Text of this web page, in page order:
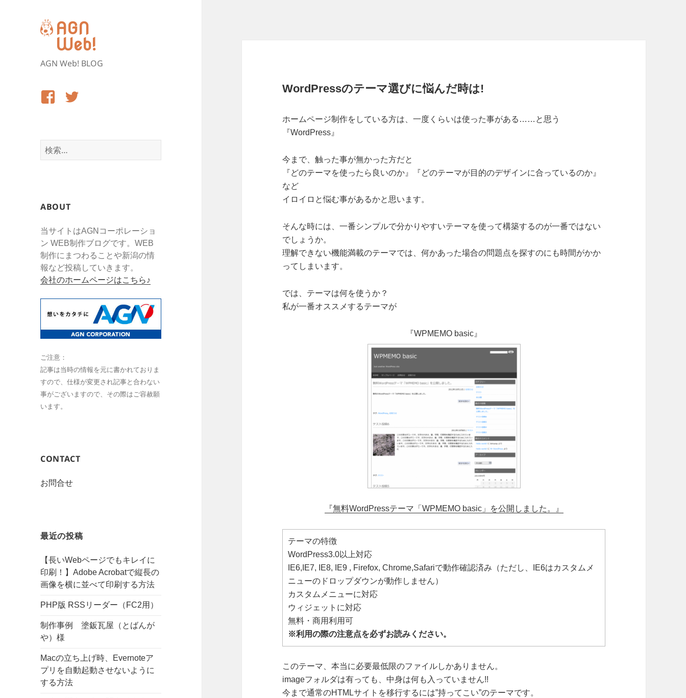
AGN
Web!
AGN Web! BLOG
Facebook
Twitter
検
ABOUT
当サイトはAGNコーポレーショ
ン WEB制作ブログです。WEB
制作にまつわることや新潟の情
報など投稿していきます。
会社のホームページはこちら♪
ご注意：
記事は当時の情報を元に書かれておりま
すので、仕様が変更され記事と合わない
事がございますので、その際はご容赦願
います。
CONTACT
お問合せ
最近の投稿
【長いWebページでもキレイに
印刷！】Adobe Acrobatで縦長の
画像を横に並べて印刷する方法
PHP版 RSSリーダー（FC2用）
制作事例 塗鈑瓦屋（とばんが
や）様
Macの立ち上げ時、Evernoteア
プリを自動起動させないように
する方法
WordPressのテーマ選びに悩んだ時は!
ホームページ制作をしている方は、一度くらいは使った事がある……と思う
『WordPress』
今まで、触った事が無かった方だと
『どのテーマを使ったら良いのか』『どのテーマが目的のデザインに合っているのか』
など
イロイロと悩む事があるかと思います。
そんな時には、一番シンプルで分かりやすいテーマを使って構築するのが一番ではない
でしょうか。
理解できない機能満載のテーマでは、何かあった場合の問題点を探すのにも時間がかか
ってしまいます。
では、テーマは何を使うか？
私が一番オススメするテーマが
『WPMEMO basic』
『無料WordPressテーマ「WPMEMO basic」を公開しました。』
テーマの特徴
WordPress3.0以上対応
IE6,IE7, IE8, IE9 , Firefox, Chrome,Safariで動作確認済み（ただし、IE6はカスタムメ
ニューのドロップダウンが動作しません）
カスタムメニューに対応
ウィジェットに対応
無料・商用利用可
※利用の際の注意点を必ずお読みください。
このテーマ、本当に必要最低限のファイルしかありません。
imageフォルダは有っても、中身は何も入っていません!!
今まで通常のHTMLサイトを移行するには”持ってこい”のテーマです。